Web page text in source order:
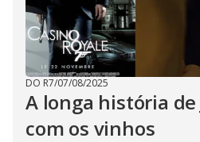
DO R7/07/08/2025
A longa história de
com os vinhos